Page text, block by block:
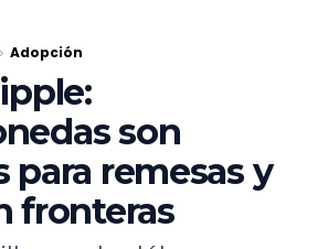
Adopción
son
para remesas y
fronteras